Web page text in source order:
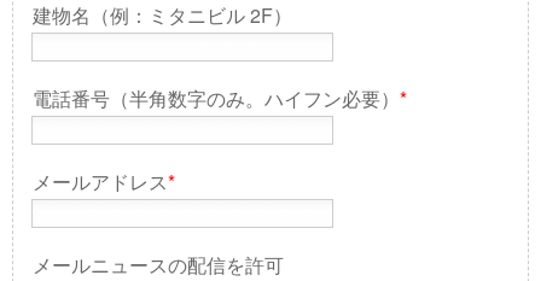
建物名（例：ミタニビル 2F）
電話番号（半角数字のみ。ハイフン必要） *
メールアドレス*
メールニュースの配信を許可